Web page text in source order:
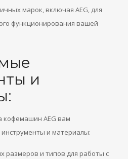
марок, включая AEG, для
функционирования вашей
и
кофемашин AEG вам
и материалы:
размеров и типов для работы с